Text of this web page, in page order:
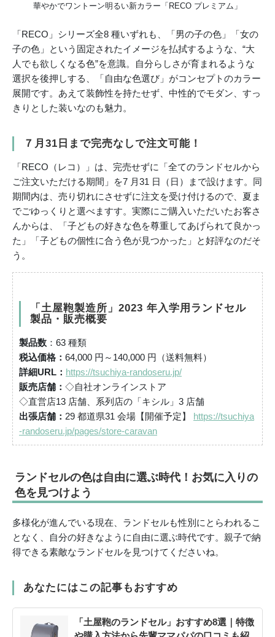
華やかでワントーン明るい新カラー「RECO プレミアム」
「RECO」シリーズ全8 種いずれも、「男の子の色」「女の
子の色」という固定されたイメージを払拭するような、“大
人でも欲しくなる色”を意識。自分らしさが育まれるような
選択を後押しする、「自由な色選び」がコンセプトのカラー
展開です。あえて装飾性を持たせず、中性的でモダン、すっ
きりとした装いなのも魅力。
７月31日まで完売なしで注文可能！
「RECO（レコ）」は、完売せずに「全てのランドセルから
ご注文いただける期間」を7 月31 日（日）まで設けます。同
期間内は、売り切れにさせずに注文を受け付けるので、夏ま
でごゆっくりと選べますす。実際にご購入いただいたお客さ
んからは、「子どもの好きな色を尊重してあげられて良かっ
た」「子どもの個性に合う色が見つかった」と好評なのだそ
う。
「土屋鞄製造所」2023 年入学用ランドセル
製品・販売概要
製品数 ：63 種類
税込価格： 64,000 円～140,000 円（送料無料）
詳細URL： https://tsuchiya-randoseru.jp/
販売店舗： ◇自社オンラインストア
◇直営店13 店舗、系列店の「キシル」3 店舗
出張店舗： 29 都道県31 会場【開催予定】 https://tsuchiya
-randoseru.jp/pages/store-caravan
ランドセルの色は自由に選ぶ時代！お気に入りの
色を見つけよう
多様化が進んでいる現在、ランドセルも性別にとらわれるこ
となく、自分の好きなように自由に選ぶ時代です。親子で納
得できる素敵なランドセルを見つけてくださいね。
あなたにはこの記事もおすすめ
「土屋鞄のランドセル」おすすめ8選｜特徴